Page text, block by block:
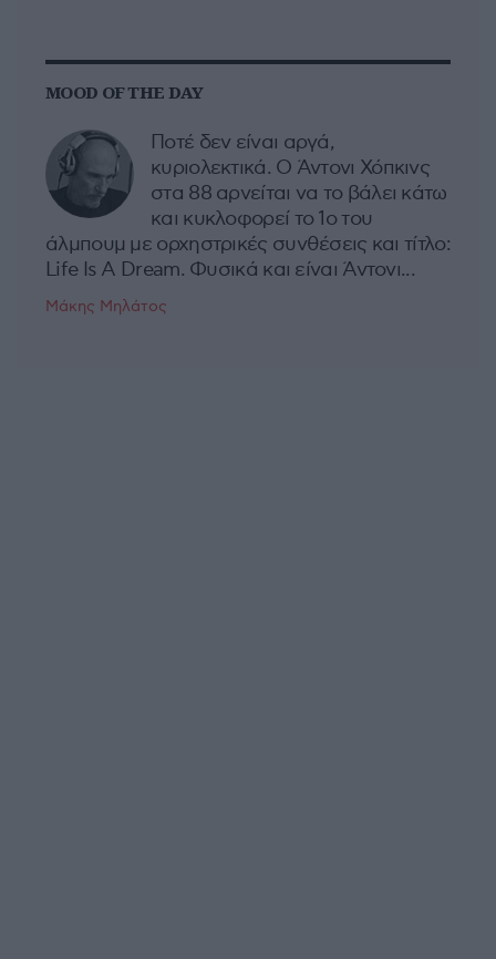
MOOD OF THE DAY
Ποτέ δεν είναι αργά,
κυριολεκτικά. Ο Άντονι Χόπκινς
στα 88 αρνείται να το βάλει κάτω
και κυκλοφορεί το 1ο του
άλμπουμ με ορχηστρικές συνθέσεις και τίτλο:
Life Is A Dream. Φυσικά και είναι Άντονι...
Μάκης Μηλάτος